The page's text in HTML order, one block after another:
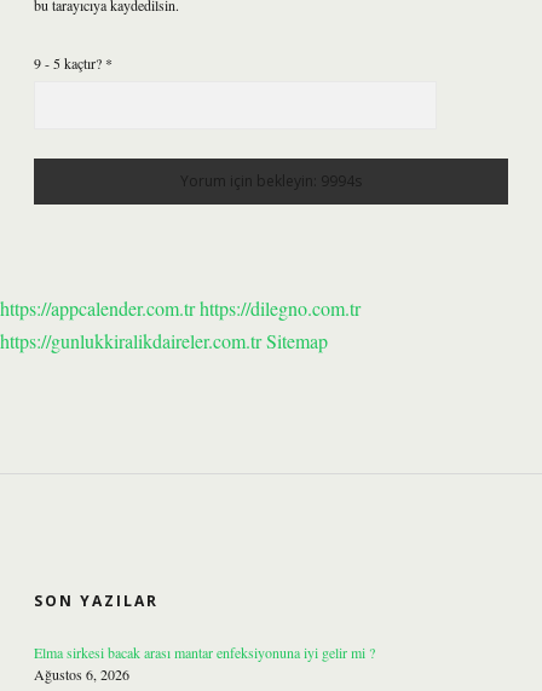
bu tarayıcıya kaydedilsin.
9 - 5 kaçtır? *
https://appcalender.com.trhttps://dilegno.com.tr
https://gunlukkiralikdaireler.com.trSitemap
SON YAZILAR
Elma sirkesi bacak arası mantar enfeksiyonuna iyi gelir mi ?
Ağustos 6, 2026